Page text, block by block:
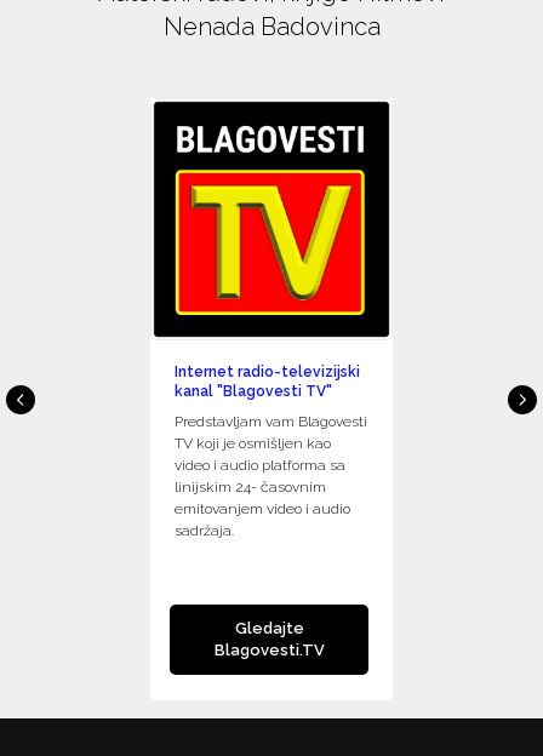
Nenada Badovinca
Internet radio-televizijski
kanal "Blagovesti TV"
Predstavljam vam Blagovesti
TV koji je osmišljen kao
video i audio platforma sa
linijskim 24- časovnim
emitovanjem video i audio
sadržaja.
Gledajte
Blagovesti.TV